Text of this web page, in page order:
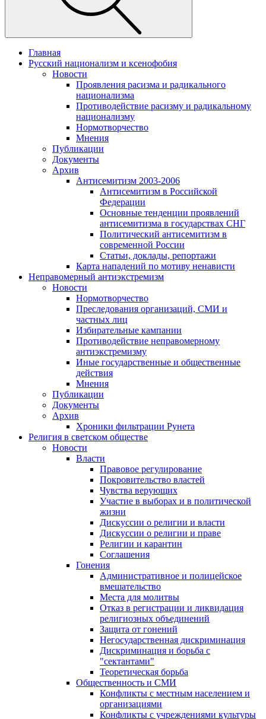
Главная
Русский национализм и ксенофобия
Новости
Проявления расизма и радикального
национализма
Противодействие расизму и радикальному
национализму
Нормотворчество
Мнения
Публикации
Документы
Архив
Антисемитизм 2003-2006
Антисемитизм в Российской
Федерации
Основные тенденции проявлений
антисемитизма в государствах СНГ
Политический антисемитизм в
современной России
Статьи, доклады, репортажи
Карта нападений по мотиву ненависти
Неправомерный антиэкстремизм
Новости
Нормотворчество
Преследования организаций, СМИ и
частных лиц
Избирательные кампании
Противодействие неправомерному
антиэкстремизму
Иные государственные и общественные
действия
Мнения
Публикации
Документы
Архив
Хроники фильтрации Рунета
Религия в светском обществе
Новости
Власти
Правовое регулирование
Покровительство властей
Чувства верующих
Участие в выборах и в политической
жизни
Дискуссии о религии и власти
Дискуссии о религии и праве
Религии и карантин
Соглашения
Гонения
Административное и полицейское
вмешательство
Места для молитвы
Отказ в регистрации и ликвидация
религиозных объединений
Защита от гонений
Негосударственная дискриминация
Дискриминация и борьба с
"сектантами"
Теоретическая борьба
Общественность и СМИ
Конфликты с местным населением и
организациями
Конфликты с учреждениями культуры